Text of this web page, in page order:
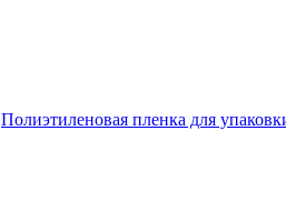
Полиэтиленовая пленка для